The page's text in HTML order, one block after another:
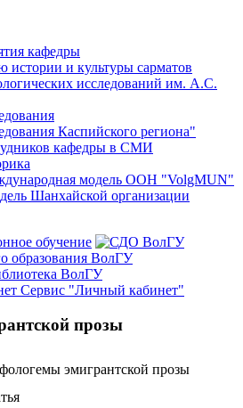
кафедры
истории и культуры сарматов
исследований им. А.С.
Каспийского региона"
кафедры в СМИ
модель ООН "VolgMUN"
Шанхайской организации
обучение
образования ВолГУ
ВолГУ
Сервис "Личный кабинет"
прозы
эмигрантской прозы